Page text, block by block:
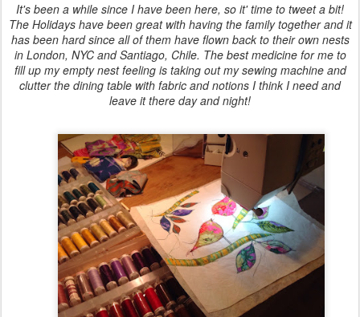
It's been a while since I have been here, so it' time to tweet a bit!
The Holidays have been great with having the family together and it
has been hard since all of them have flown back to their own nests
in London, NYC and Santiago, Chile. The best medicine for me to
fill up my empty nest feeling is taking out my sewing machine and
clutter the dining table with fabric and notions I think I need and
leave it there day and night!